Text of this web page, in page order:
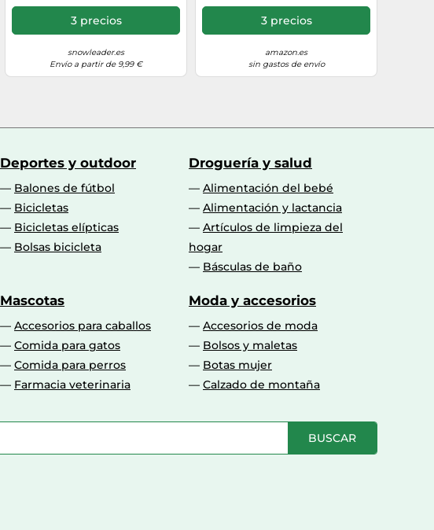
3 precios
snowleader.es
Envío a partir de 9,99 €
3 precios
amazon.es
sin gastos de envío
Deportes y outdoor
Balones de fútbol
Bicicletas
Bicicletas elípticas
Bolsas bicicleta
Droguería y salud
Alimentación del bebé
Alimentación y lactancia
Artículos de limpieza del
hogar
Básculas de baño
Mascotas
Accesorios para caballos
Comida para gatos
Comida para perros
Farmacia veterinaria
Moda y accesorios
Accesorios de moda
Bolsos y maletas
Botas mujer
Calzado de montaña
BUSCAR